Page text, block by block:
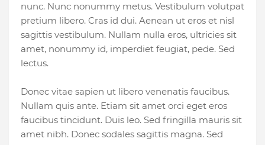
nunc. Nunc nonummy metus. Vestibulum volutpat
pretium libero. Cras id dui. Aenean ut eros et nisl
sagittis vestibulum. Nullam nulla eros, ultricies sit
amet, nonummy id, imperdiet feugiat, pede. Sed
lectus.
Donec vitae sapien ut libero venenatis faucibus.
Nullam quis ante. Etiam sit amet orci eget eros
faucibus tincidunt. Duis leo. Sed fringilla mauris sit
amet nibh. Donec sodales sagittis magna. Sed